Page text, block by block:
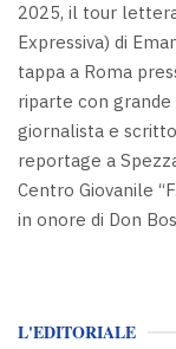
2025, il tour
Expressiva) di
tappa a Roma
riparte con
giornalista e
reportage a
Centro Giovanile
in onore di Don
L'EDITORIALE